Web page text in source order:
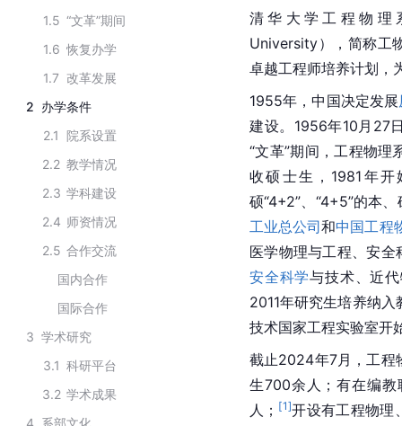
1.5 “文革”期间
1.6 恢复办学
1.7 改革发展
2 办学条件
2.1 院系设置
2.2 教学情况
2.3 学科建设
2.4 师资情况
2.5 合作交流
国内合作
国际合作
3 学术研究
3.1 科研平台
3.2 学术成果
4 系部文化
清华大学 工程物理
University），简称工
卓越工程师培养计划，
1955年，中国决定发展
建设。1956年10月27
“文革”期间，工程物理
收硕士生，1981年
硕“4+2”、“4+5”的本
工业总公司和中国工程
医学物理与工程、安
安全科学与技术、近
2011年研究生培养纳
技术国家工程实验室开
截止2024年7月，工程
生700余人；有在编
人； [1]开设有工程物理